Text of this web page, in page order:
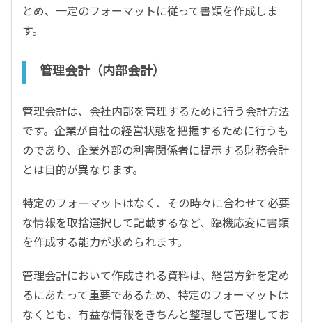
とめ、一定のフォーマットに従って書類を作成しま
す。
管理会計（内部会計）
管理会計は、会社内部を管理するために行う会計方法
です。企業が自社の経営状態を把握するために行うも
のであり、企業外部の利害関係者に提示する財務会計
とは目的が異なります。
特定のフォーマットはなく、その時々に合わせて必要
な情報を取捨選択して記載するなど、臨機応変に書類
を作成する能力が求められます。
管理会計において作成される資料は、経営方針を定め
るにあたって重要であるため、特定のフォーマットは
なくとも、有益な情報をきちんと整理して管理してお